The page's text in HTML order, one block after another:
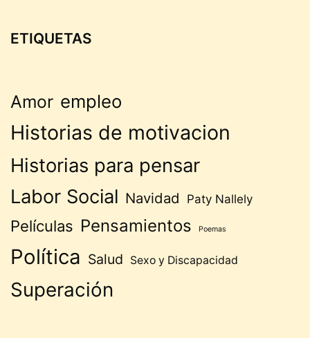
ETIQUETAS
Amor empleo
Historias de motivacion
Historias para pensar
Labor Social Navidad Paty Nallely
Películas Pensamientos Poemas
Política Salud Sexo y Discapacidad
Superación